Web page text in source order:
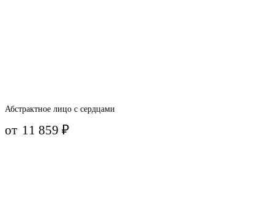
Абстрактное лицо с сердцами
от 11 859₽